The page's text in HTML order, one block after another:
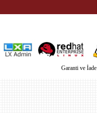
Garanti ve İade